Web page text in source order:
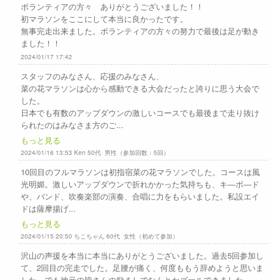
ボランティアの方々 ありがとうございました！！
初マラソンをここにして本当に良かったです。
無事完走出来ました。ボランティアの方々の努力で最後は足が動き
ました！！
2024/01/17 17:42
スタッフのみなさん、応援のみなさん、
菜の花マラソンは心から感動できる大会だったと誇りに思う大会で
した。
日本でも有数のアップダウンの激しいコースでも最後まで走り抜け
られたのはみなさま方のご...
もっと見る
2024/01/16 13:53 Ken 50代 男性（参加回数：5回）
10回目のフルマラソンは初指宿菜の花マラソンでした。コースは風
光明媚。激しいアップダウンで折れかかった気持ちも、キ―ボ―ド
や、バンド、吹奏楽部の演奏、合唱に力をもらいました。私設エイ
ドは薩摩揚げ...
もっと見る
2024/01/15 20:50 ちこちゃん 60代 女性（初めて参加）
沢山の声援を本当に本当にありがとうございました。過去5回参加し
て、2回目の完走でした。足腰が痛く、何度ももう辞めようと思いま